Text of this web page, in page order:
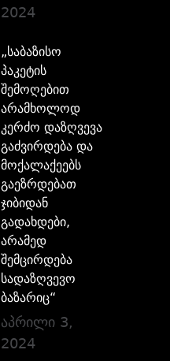
2024
„საბაზისო
პაკეტის
შემოღებით
არამხოლოდ
კერძო დაზღვევა
გაძვირდება და
მოქალაქეებს
გაეზრდებათ
ჯიბიდან
გადახდები,
არამედ
შემცირდება
სადაზღვევო
ბაზარიც“
აპრილი 3,
2024